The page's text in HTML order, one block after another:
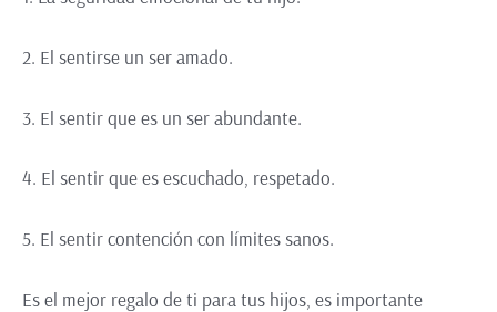
2. El sentirse un ser amado.
3. El sentir que es un ser abundante.
4. El sentir que es escuchado, respetado.
5. El sentir contención con límites sanos.
Es el mejor regalo de ti para tus hijos, es importante